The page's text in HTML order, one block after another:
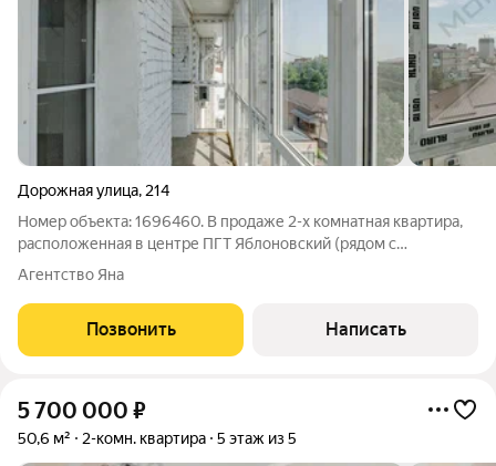
Дорожная улица, 214
Номер объекта: 1696460. В продаже 2-х комнатная квартира,
расположенная в центре ПГТ Яблоновский (рядом с
Администрацией). Данные дома строились для сотрудников
соблюдением СНИП. Дома крепкие,
Агентство Яна
Позвонить Написать
5 700 000 ₽
50,6 м² 2-комн. квартира 5 этаж из 5